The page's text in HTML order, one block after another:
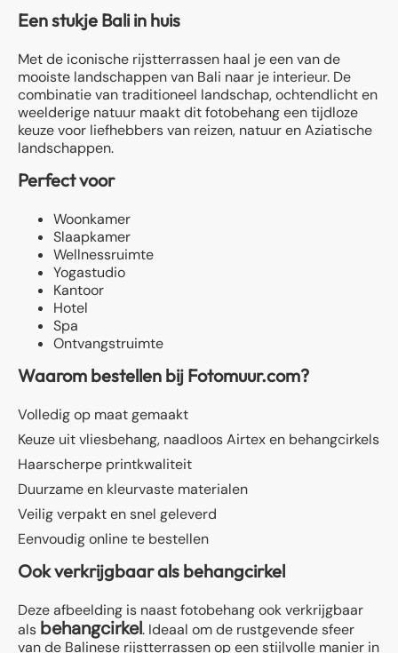
Een stukje Bali in huis
Met de iconische rijstterrassen haal je een van de
mooiste landschappen van Bali naar je interieur. De
combinatie van traditioneel landschap, ochtendlicht en
weelderige natuur maakt dit fotobehang een tijdloze
keuze voor liefhebbers van reizen, natuur en Aziatische
landschappen.
Perfect voor
Woonkamer
Slaapkamer
Wellnessruimte
Yogastudio
Kantoor
Hotel
Spa
Ontvangstruimte
Waarom bestellen bij Fotomuur.com?
Volledig op maat gemaakt
Keuze uit vliesbehang, naadloos Airtex en behangcirkels
Haarscherpe printkwaliteit
Duurzame en kleurvaste materialen
Veilig verpakt en snel geleverd
Eenvoudig online te bestellen
Ook verkrijgbaar als behangcirkel
Deze afbeelding is naast fotobehang ook verkrijgbaar
als behangcirkel. Ideaal om de rustgevende sfeer
van de Balinese rijstterrassen op een stijlvolle manier in